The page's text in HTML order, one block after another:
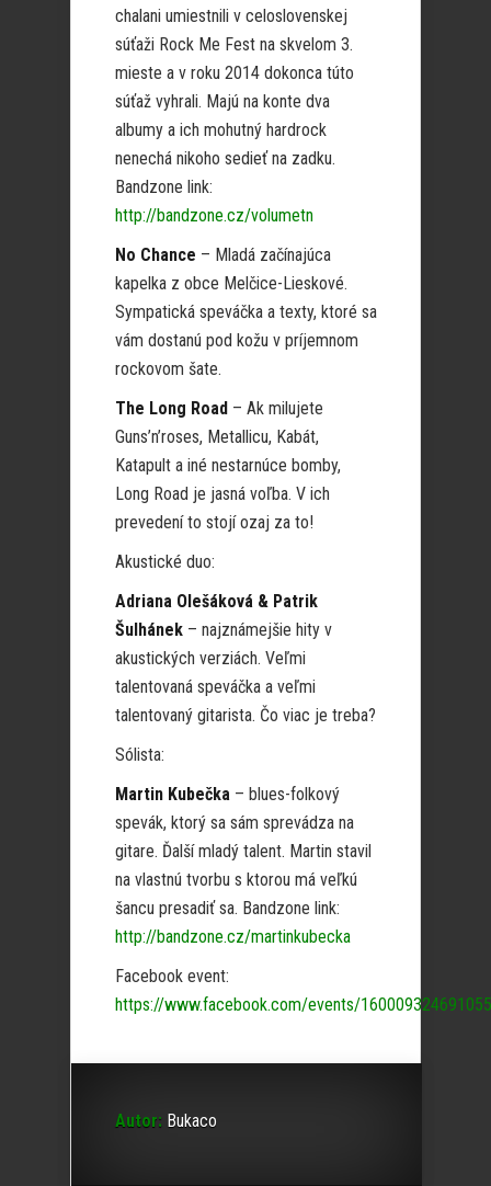
chalani umiestnili v celoslovenskej
súťaži Rock Me Fest na skvelom 3.
mieste a v roku 2014 dokonca túto
súťaž vyhrali. Majú na konte dva
albumy a ich mohutný hardrock
nenechá nikoho sedieť na zadku.
Bandzone link:
http://bandzone.cz/volumetn
No Chance – Mladá začínajúca
kapelka z obce Melčice-Lieskové.
Sympatická speváčka a texty, ktoré sa
vám dostanú pod kožu v príjemnom
rockovom šate.
The Long Road – Ak milujete
Guns’n’roses, Metallicu, Kabát,
Katapult a iné nestarnúce bomby,
Long Road je jasná voľba. V ich
prevedení to stojí ozaj za to!
Akustické duo:
Adriana Olešáková & Patrik
Šulhánek – najznámejšie hity v
akustických verziách. Veľmi
talentovaná speváčka a veľmi
talentovaný gitarista. Čo viac je treba?
Sólista:
Martin Kubečka – blues-folkový
spevák, ktorý sa sám sprevádza na
gitare. Ďalší mladý talent. Martin stavil
na vlastnú tvorbu s ktorou má veľkú
šancu presadiť sa. Bandzone link:
http://bandzone.cz/martinkubecka
Facebook event:
https://www.facebook.com/events/
Autor: Bukaco